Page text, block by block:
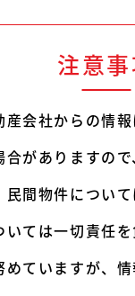
注意
会社からの情報
がありますの
間物件につい
ては一切責任を
ていますが、